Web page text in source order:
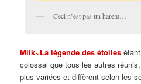
Ceci n’est pas un harem…
Milk~La légende des étoiles
colossal que tous les autres
plus variées et diffèrent selon les